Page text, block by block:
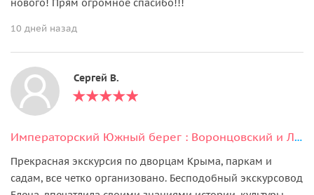
нового! Прям огромное спасибо!!!
10 дней назад
Сергей В.
Императорский Южный берег : Воронцовский и Ливадийский дворцы, Ялта
Прекрасная экскурсия по дворцам Крыма, паркам и
садам, все четко организовано. Бесподобный экскурсовод